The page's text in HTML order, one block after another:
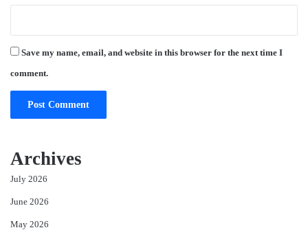
Save my name, email, and website in this browser for the next time I
comment.
Archives
July 2026
June 2026
May 2026